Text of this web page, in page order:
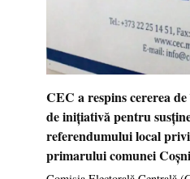
CEC a respins cererea
de inițiativă pentru
referendumului local
primarului comunei